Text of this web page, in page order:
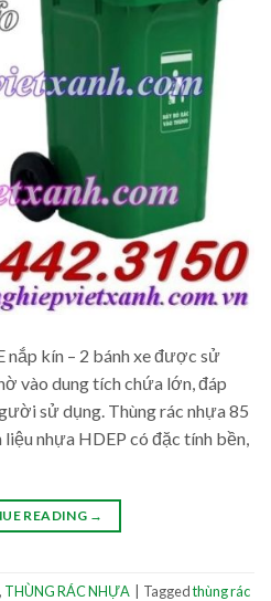
nắp kín – 2 bánh xe được sử
vào dung tích chứa lớn, đáp
sử dụng. Thùng rác nhựa 85
nhựa HDEP có đặc tính bền,
READING →
, THÙNG RÁC NHỰA Taggedthùng rác